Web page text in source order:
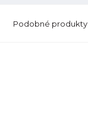
Podobné produkty